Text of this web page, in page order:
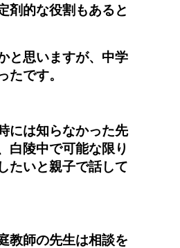
剤的な役割もあると
と思いますが、 中学
たです。
には知らなかった先
白陵中で可能な限り
たいと親子で話して
教師の先生は相談を